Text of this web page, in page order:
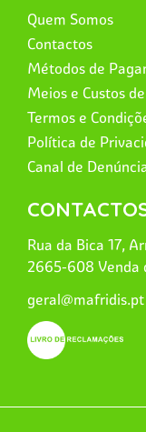
Quem Somos
Contactos
Métodos de
Meios e Custos
Termos e
Política de
Canal de
Rua da Bica 17,
2665-608 Venda
geral@mafridis.pt